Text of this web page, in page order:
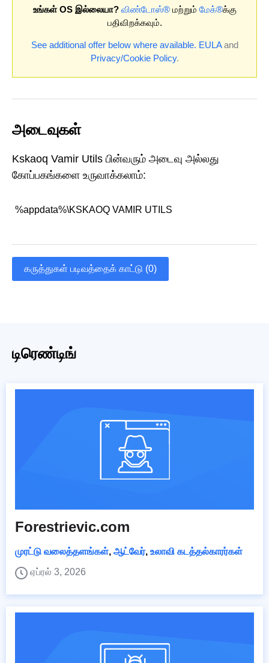
உங்கள் OS இல்லையா? விண்டோஸ்®மற்றும் மேக்®க்கு
பதிவிறக்கவும்.
See additional offer below where available. EULAand
Privacy/Cookie Policy.
அடைவுகள்
Kskaoq Vamir Utils பின்வரும் அடைவு அல்லது
கோப்பகங்களை உருவாக்கலாம்:
%appdata%\KSKAOQ VAMIR UTILS
கருத்துகள் படிவத்தைக் காட்டு (0)
டிரெண்டிங்
Forestrievic.com
முரட்டு வலைத்தளங்கள், ஆட்வேர், உலாவி கடத்தல்காரர்கள்
ஏப்ரல் 3, 2026